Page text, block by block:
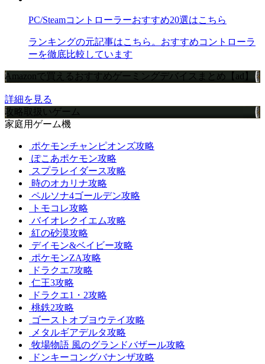
PC/Steamコントローラーおすすめ20選はこちら
ランキングの元記事はこちら。おすすめコントローラ
ーを徹底比較しています
Amazonで買えるおすすめゲーミングデバイスまとめ【ad】
詳細を見る
攻略取扱いゲーム
家庭用ゲーム機
ポケモンチャンピオンズ攻略
ぽこあポケモン攻略
スプラレイダース攻略
時のオカリナ攻略
ペルソナ4ゴールデン攻略
トモコレ攻略
バイオレクイエム攻略
紅の砂漠攻略
デイモン&ベイビー攻略
ポケモンZA攻略
ドラクエ7攻略
仁王3攻略
ドラクエ1・2攻略
桃鉄2攻略
ゴーストオブヨウテイ攻略
メタルギアデルタ攻略
牧場物語 風のグランドバザール攻略
ドンキーコングバナンザ攻略